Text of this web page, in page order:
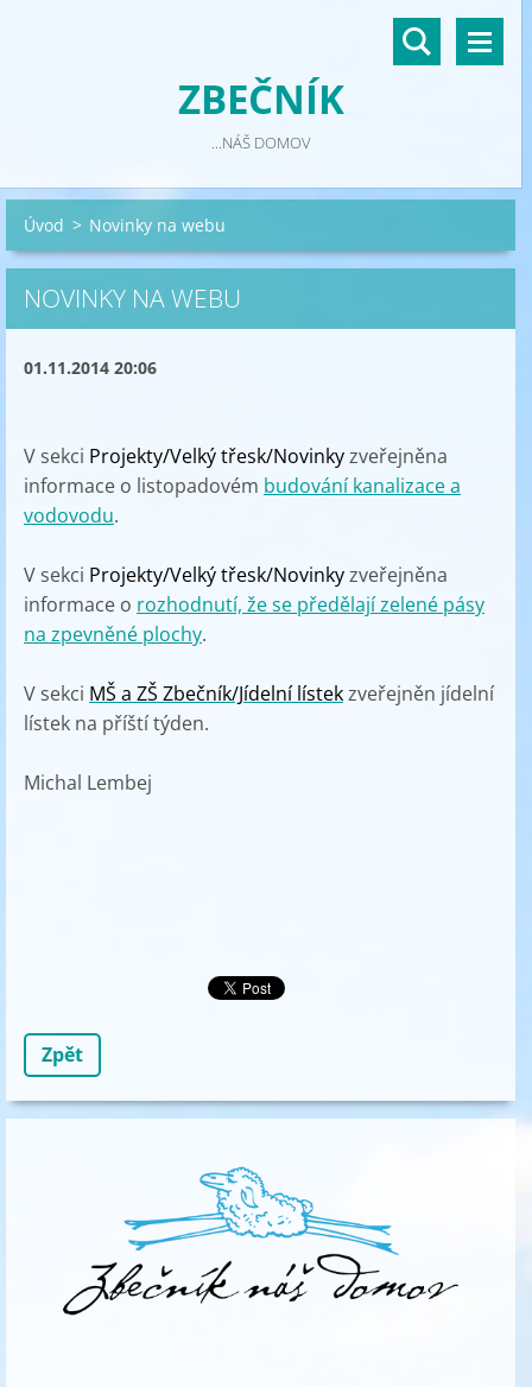
ZBEČNÍK
...NÁŠ DOMOV
Úvod > Novinky na webu
NOVINKY NA WEBU
01.11.2014 20:06
V sekci Projekty/Velký třesk/Novinkyzveřejněna
informace o listopadovém budování kanalizace a
vodovodu.
V sekci Projekty/Velký třesk/Novinkyzveřejněna
informace o rozhodnutí, že se předělají zelené pásy
na zpevněné plochy.
V sekci MŠ a ZŠ Zbečník/Jídelní lístekzveřejněn jídelní
lístek na příští týden.
Michal Lembej
Zpět